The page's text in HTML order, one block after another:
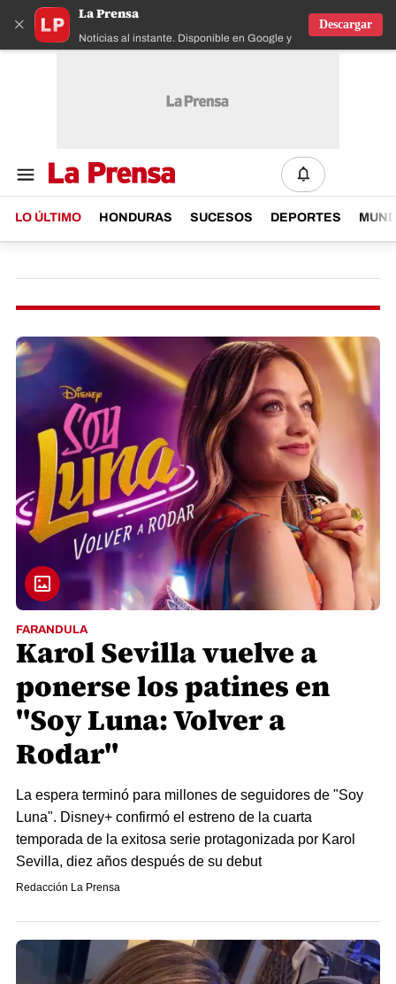
×
La Prensa
Noticias al instante. Disponible en Google y IOS
Descargar
LO ÚLTIMO HONDURAS SUCESOS DEPORTES
FARANDULA
Karol Sevilla vuelve a
ponerse los patines en
"Soy Luna: Volver a
Rodar"
La espera terminó para millones de seguidores de "Soy
Luna". Disney+ confirmó el estreno de la cuarta
temporada de la exitosa serie protagonizada por Karol
Sevilla, diez años después de su debut
Redacción La Prensa